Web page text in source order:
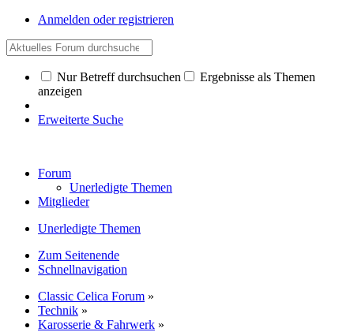
Anmelden oder registrieren
Nur Betreff durchsuchen
Ergebnisse als Themen
anzeigen
Erweiterte Suche
Forum
Unerledigte Themen
Mitglieder
Unerledigte Themen
Zum Seitenende
Schnellnavigation
Classic Celica Forum »
Technik »
Karosserie & Fahrwerk »